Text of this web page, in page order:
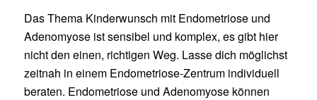
Das Thema Kinderwunsch mit Endometriose und
Adenomyose ist sensibel und komplex, es gibt hier
nicht den einen, richtigen Weg. Lasse dich möglichst
zeitnah in einem Endometriose-Zentrum individuell
beraten. Endometriose und Adenomyose können